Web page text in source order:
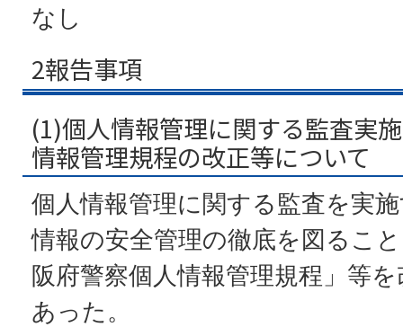
なし
2報告事項
(1)個人情報管理に関する監査実
情報管理規程の改正等について
個人情報管理に関する監査を実
情報の安全管理の徹底を図るこ
阪府警察個人情報管理規程」等
あった。